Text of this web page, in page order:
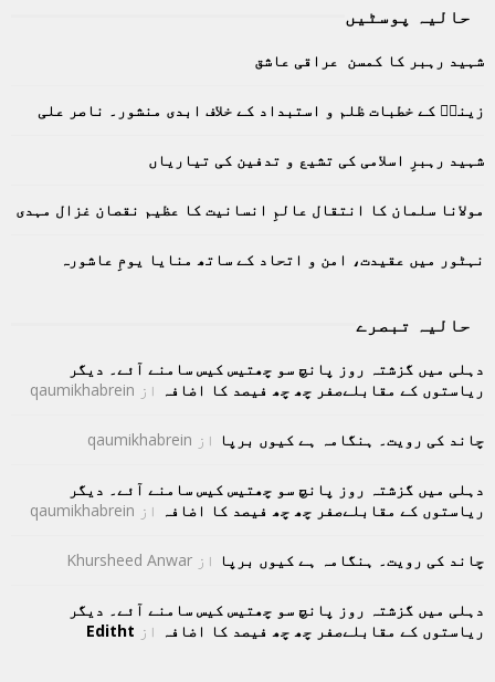
f
r
E
A
R
C
H
حالیہ پوسٹیں
شہید رہبر کا کمسن عراقی عاشق
زینبؑ کے خطبات ظلم و استبداد کے خلاف ابدی منشور۔ ناصر علی
شہید رہبرِ اسلامی کی تشیع و تدفین کی تیاریاں
مولانا سلمان کا انتقال عالمِ انسانیت کا عظیم نقصان غزال مہدی
نہٹور میں عقیدت، امن و اتحاد کے ساتھ منایا یومِ عاشورہ
حالیہ تبصرے
دہلی میں گزشتہ روز پانچ سو چھتیس کیس سامنے آئے۔ دیگر
ریاستوں کے مقابلےصفر چھ چھ فیصد کا اضافہ
از qaumikhabrein
چاند کی رویت۔ ہنگامہ ہے کیوں برپا از qaumikhabrein
دہلی میں گزشتہ روز پانچ سو چھتیس کیس سامنے آئے۔ دیگر
ریاستوں کے مقابلےصفر چھ چھ فیصد کا اضافہ
از qaumikhabrein
چاند کی رویت۔ ہنگامہ ہے کیوں برپا از Khursheed Anwar
دہلی میں گزشتہ روز پانچ سو چھتیس کیس سامنے آئے۔ دیگر
ریاستوں کے مقابلےصفر چھ چھ فیصد کا اضافہ
از Editht